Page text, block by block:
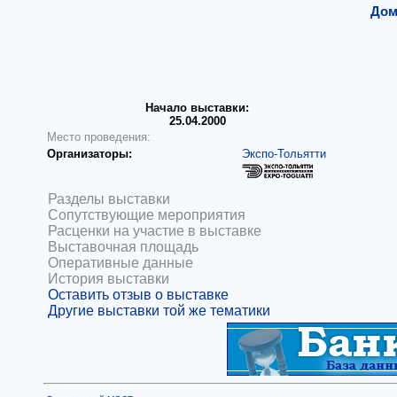
Начало выставки:
25.04.2000
Место проведения:
Организаторы:
Экспо-Тольятти
Разделы выставки
Сопутствующие мероприятия
Расценки на участие в выставке
Выставочная площадь
Оперативные данные
История выставки
Оставить отзыв о выставке
Другие выставки той же тематики